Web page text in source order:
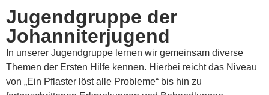
Jugendgruppe der
Johanniterjugend
In unserer Jugendgruppe lernen wir gemeinsam diverse
Themen der Ersten Hilfe kennen. Hierbei reicht das Niveau
von „Ein Pflaster löst alle Probleme“ bis hin zu